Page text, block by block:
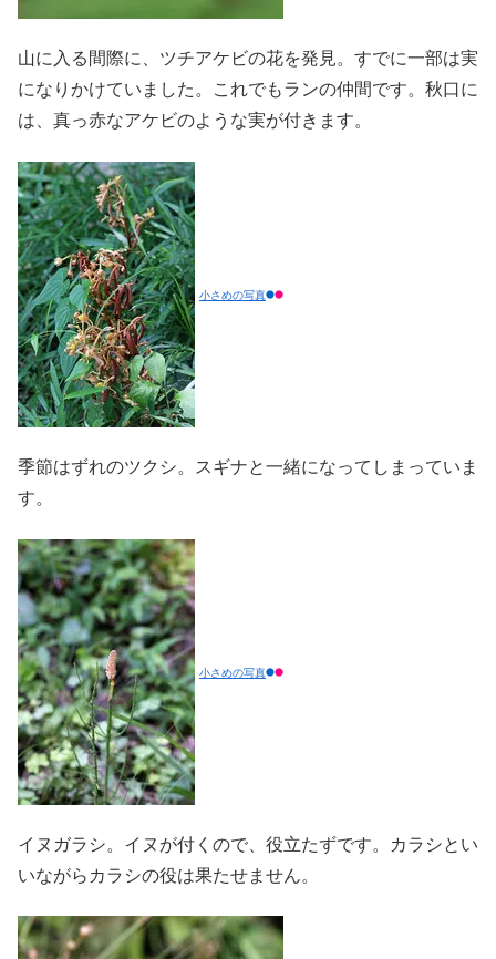
山に入る間際に、ツチアケビの花を発見。すでに一部は実
になりかけていました。これでもランの仲間です。秋口に
は、真っ赤なアケビのような実が付きます。
小さめの写真
季節はずれのツクシ。スギナと一緒になってしまっていま
す。
小さめの写真
イヌガラシ。イヌが付くので、役立たずです。カラシとい
いながらカラシの役は果たせません。